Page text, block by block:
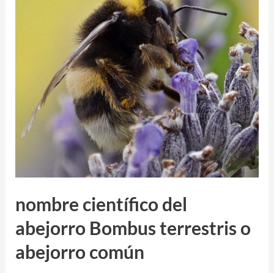
nombre científico del
abejorro Bombus terrestris o
abejorro común